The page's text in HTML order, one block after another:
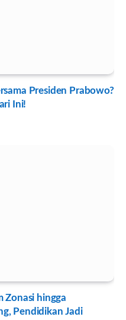
Presiden Prabowo?
Ini!
Zonasi hingga
Pendidikan Jadi